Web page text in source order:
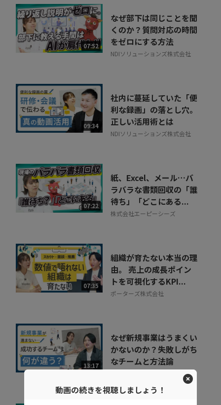
07:52
なぜ部下は同じことを聞
くのか？質問対応の時間
をゼロにする方法
NDIソリューションズ株式会社
09:34
社内に蔓延していた「便
利な録画」の落とし穴。
正しい活用術とは
NDIソリューションズ株式会社
07:22
紙、Excel、メール…バ
ラバラな書類回収の「誰
待ち」「どこにある...
株式会社エーピーシーズ
07:35
組織が育たない本当の理
由。 売上の成長ポイン
トを可視化するKPI...
ポーターズ株式会社
13:17
なぜ新規事業はうまくい
かないのか？失敗しがち
なチームと方法論
動画の続きを視聴しましょう！